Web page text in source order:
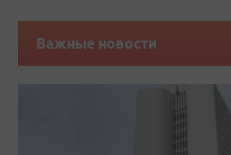
Важные новости